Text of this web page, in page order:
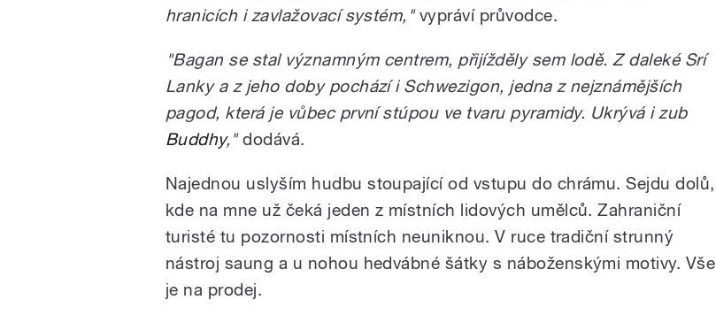
hranicích i zavlažovací systém,"vypráví průvodce.
"Bagan se stal významným centrem, přijížděly sem lodě. Z daleké Srí
Lanky a z jeho doby pochází i Schwezigon, jedna z nejznámějších
pagod, která je vůbec první stúpou ve tvaru pyramidy. Ukrývá i zub
Buddhy,"dodává.
Najednou uslyším hudbu stoupající od vstupu do chrámu. Sejdu dolů,
kde na mne už čeká jeden z místních lidových umělců. Zahraniční
turisté tu pozornosti místních neuniknou. V ruce tradiční strunný
nástroj saung a u nohou hedvábné šátky s náboženskými motivy. Vše
je na prodej.